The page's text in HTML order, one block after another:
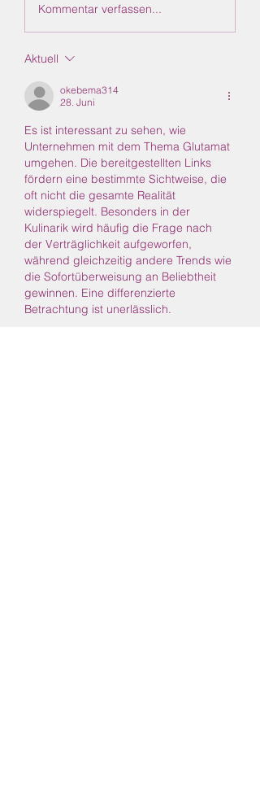
Kommentar verfassen...
Aktuell
okebema314
28. Juni
Es ist interessant zu sehen, wie
Unternehmen mit dem Thema Glutamat
umgehen. Die bereitgestellten Links
fördern eine bestimmte Sichtweise, die
oft nicht die gesamte Realität
widerspiegelt. Besonders in der
Kulinarik wird häufig die Frage nach
der Verträglichkeit aufgeworfen,
während gleichzeitig andere Trends wie
die Sofortüberweisung an Beliebtheit
gewinnen. Eine differenzierte
Betrachtung ist unerlässlich.